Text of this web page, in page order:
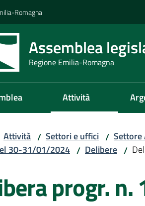
Romagna
Assemblea
Regione Emilia-Romagna
Attività
Attività / Settori e uffici / Settore
30-31/01/2024 / Delibere /
progr.